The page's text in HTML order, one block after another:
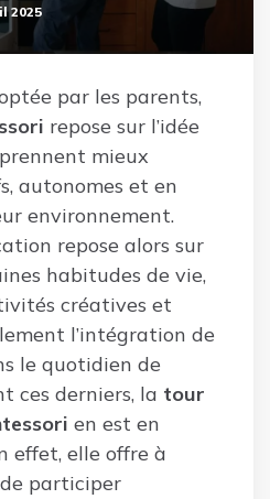
2025
par les parents,
repose sur l’idée
mieux
autonomes et en
environnement.
repose alors sur
habitudes de vie,
créatives et
l’intégration de
le quotidien de
ces derniers, la tour
en est en
effet, elle offre à
participer